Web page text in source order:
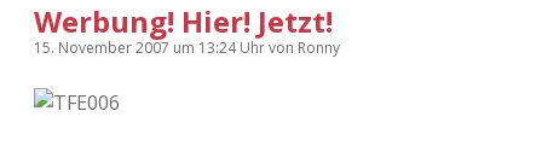
Werbung! Hier! Jetzt!
15. November 2007 um 13:24 Uhrvon Ronny